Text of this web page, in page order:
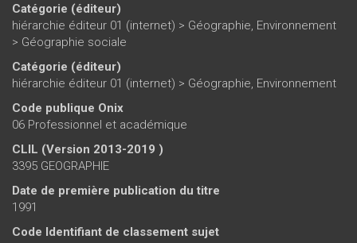
Catégorie (éditeur)
hiérarchie éditeur 01 (internet) > Géographie, Environnement
> Géographie sociale
Catégorie (éditeur)
hiérarchie éditeur 01 (internet) > Géographie, Environnement
Code publique Onix
06 Professionnel et académique
CLIL (Version 2013-2019 )
3395 GEOGRAPHIE
Date de première publication du titre
1991
Code Identifiant de classement sujet